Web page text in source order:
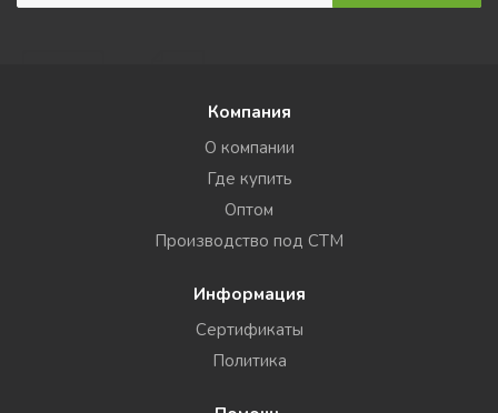
Компания
О компании
Где купить
Оптом
Производство под СТМ
Информация
Сертификаты
Политика